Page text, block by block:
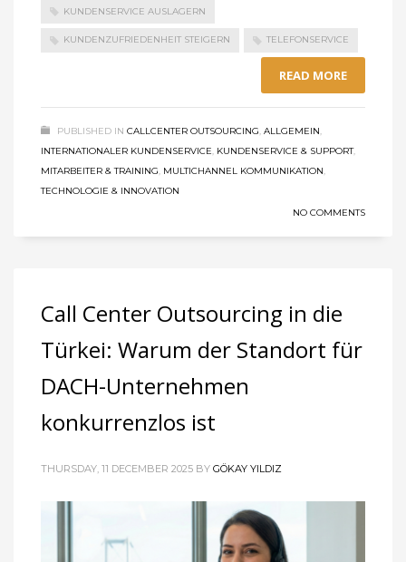
KUNDENSERVICE AUSLAGERN
KUNDENZUFRIEDENHEIT STEIGERN TELEFONSERVICE
READ MORE
PUBLISHED IN CALLCENTER OUTSOURCING, ALLGEMEIN,
INTERNATIONALER KUNDENSERVICE, KUNDENSERVICE & SUPPORT,
MITARBEITER & TRAINING, MULTICHANNEL KOMMUNIKATION,
TECHNOLOGIE & INNOVATION
NO COMMENTS
Call Center Outsourcing in die
Türkei: Warum der Standort für
DACH-Unternehmen
konkurrenzlos ist
THURSDAY, 11 DECEMBER 2025 BY GÖKAY YILDIZ